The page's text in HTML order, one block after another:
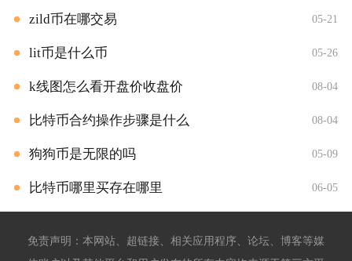
zild币在哪交易 05-21
lit币是什么币 05-26
k线图怎么看开盘价收盘价 08-04
比特币合约操作步骤是什么 08-04
狗狗币是无限的吗 05-09
比特币哪里买存在哪里 06-05
免责声明：本网站、超链接、相关应用程序、论坛、博客等媒